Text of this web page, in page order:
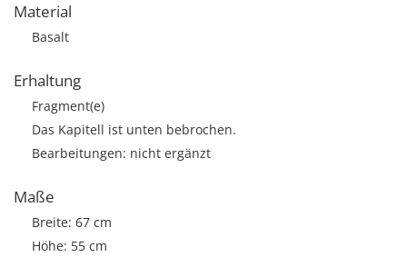
Material
Basalt
Erhaltung
Fragment(e)
Das Kapitell ist unten bebrochen.
Bearbeitungen: nicht ergänzt
Maße
Breite: 67 cm
Höhe: 55 cm